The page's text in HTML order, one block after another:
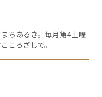
ちあるき。毎月第4土曜
ころざしで。